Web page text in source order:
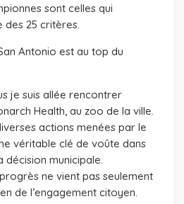
sont celles qui
des 25 critères.
Antonio est au top du
je suis allée rencontrer
Health, au zoo de la ville.
actions menées par le
véritable clé de voûte dans
décision municipale.
ne vient pas seulement
de l’engagement citoyen.